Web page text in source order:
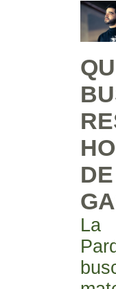
La